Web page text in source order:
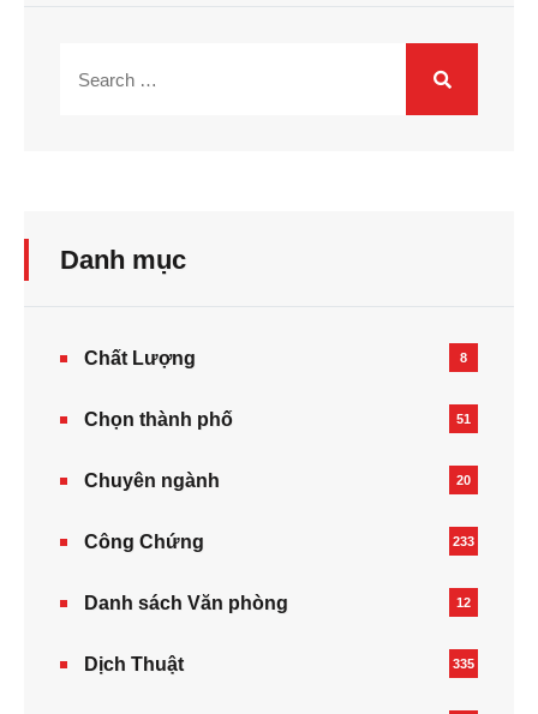
Danh mục
Chất Lượng 8
Chọn thành phố 51
Chuyên ngành 20
Công Chứng 233
Danh sách Văn phòng 12
Dịch Thuật 335